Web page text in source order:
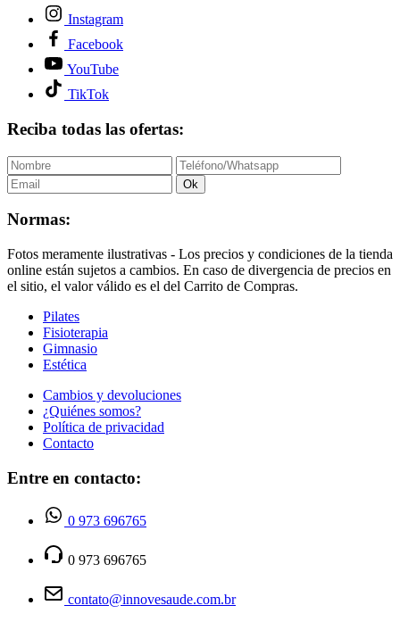
Instagram
Facebook
YouTube
TikTok
Reciba todas las ofertas:
Ok
Normas:
Fotos meramente ilustrativas - Los precios y condiciones de la tienda
online están sujetos a cambios. En caso de divergencia de precios en
el sitio, el valor válido es el del Carrito de Compras.
Pilates
Fisioterapia
Gimnasio
Estética
Cambios y devoluciones
¿Quiénes somos?
Política de privacidad
Contacto
Entre en contacto:
0 973 696765
0 973 696765
contato@innovesaude.com.br